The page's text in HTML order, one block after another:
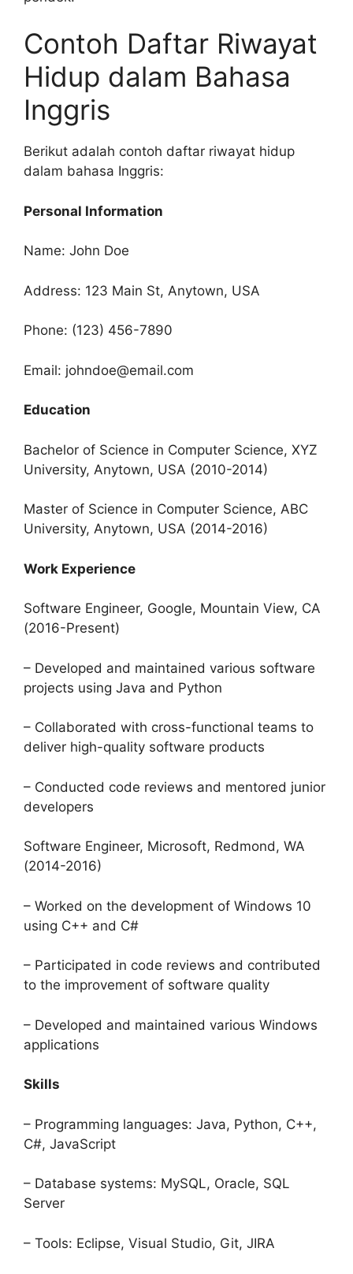
Contoh Daftar Riwayat
Hidup dalam Bahasa
Inggris
Berikut adalah contoh daftar riwayat hidup
dalam bahasa Inggris:
Personal Information
Name: John Doe
Address: 123 Main St, Anytown, USA
Phone: (123) 456-7890
Email: johndoe@email.com
Education
Bachelor of Science in Computer Science, XYZ
University, Anytown, USA (2010-2014)
Master of Science in Computer Science, ABC
University, Anytown, USA (2014-2016)
Work Experience
Software Engineer, Google, Mountain View, CA
(2016-Present)
– Developed and maintained various software
projects using Java and Python
– Collaborated with cross-functional teams to
deliver high-quality software products
– Conducted code reviews and mentored junior
developers
Software Engineer, Microsoft, Redmond, WA
(2014-2016)
– Worked on the development of Windows 10
using C++ and C#
– Participated in code reviews and contributed
to the improvement of software quality
– Developed and maintained various Windows
applications
Skills
– Programming languages: Java, Python, C++,
C#, JavaScript
– Database systems: MySQL, Oracle, SQL
Server
– Tools: Eclipse, Visual Studio, Git, JIRA